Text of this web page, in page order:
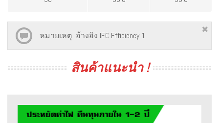
หมายเหตุ อ้างอิง IEC Efficiency 1
สินค้าแนะนำ !